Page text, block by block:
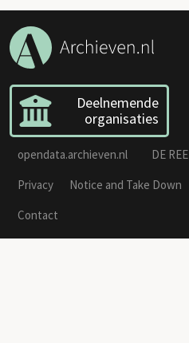
Deelnemende
organisaties
opendata.archieven.nl DE REE
Privacy
Notice and Take Down
Contact